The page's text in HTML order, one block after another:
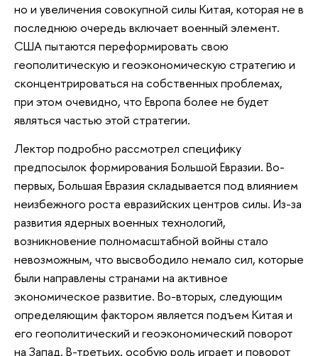
но и увеличения совокупной силы Китая, которая не в
последнюю очередь включает военный элемент.
США пытаются переформировать свою
геополитическую и геоэкономическую стратегию и
сконцентрироваться на собственных проблемах,
при этом очевидно, что Европа более не будет
являться частью этой стратегии.
Лектор подробно рассмотрел специфику
предпосылок формирования Большой Евразии. Во-
первых, Большая Евразия складывается под влиянием
неизбежного роста евразийских центров силы. Из-за
развития ядерных военных технологий,
возникновение полномасштабной войны стало
невозможным, что высвободило немало сил, которые
были направлены странами на активное
экономическое развитие. Во-вторых, следующим
определяющим фактором является подъем Китая и
его геополитический и геоэкономический поворот
на Запад. В-третьих, особую роль играет и поворот